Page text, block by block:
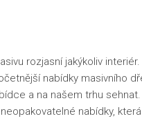
rozjasní jakýkoliv
nabídky masivního
a na našem trhu
nabídky,